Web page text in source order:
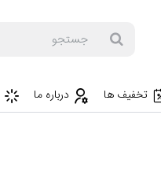
تخفیف ها درباره ما